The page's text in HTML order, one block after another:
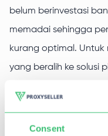
Consent
belum berinvestasi
memadai sehingga
kurang optimal. Untuk
yang beralih ke solusi